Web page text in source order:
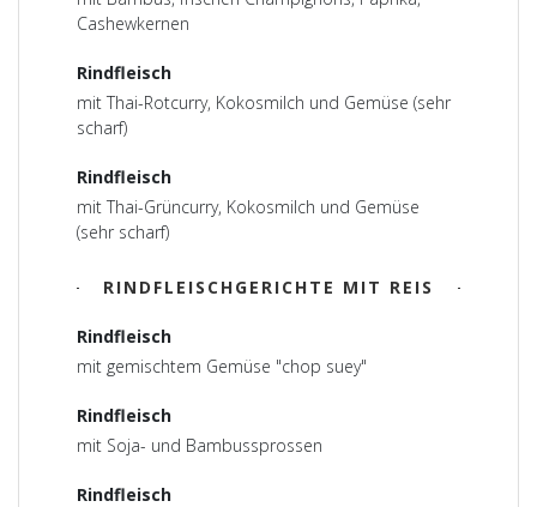
Cashewkernen
Rindfleisch
mit Thai-Rotcurry, Kokosmilch und Gemüse (sehr
scharf)
Rindfleisch
mit Thai-Grüncurry, Kokosmilch und Gemüse
(sehr scharf)
RINDFLEISCHGERICHTE MIT REIS
Rindfleisch
mit gemischtem Gemüse "chop suey"
Rindfleisch
mit Soja- und Bambussprossen
Rindfleisch